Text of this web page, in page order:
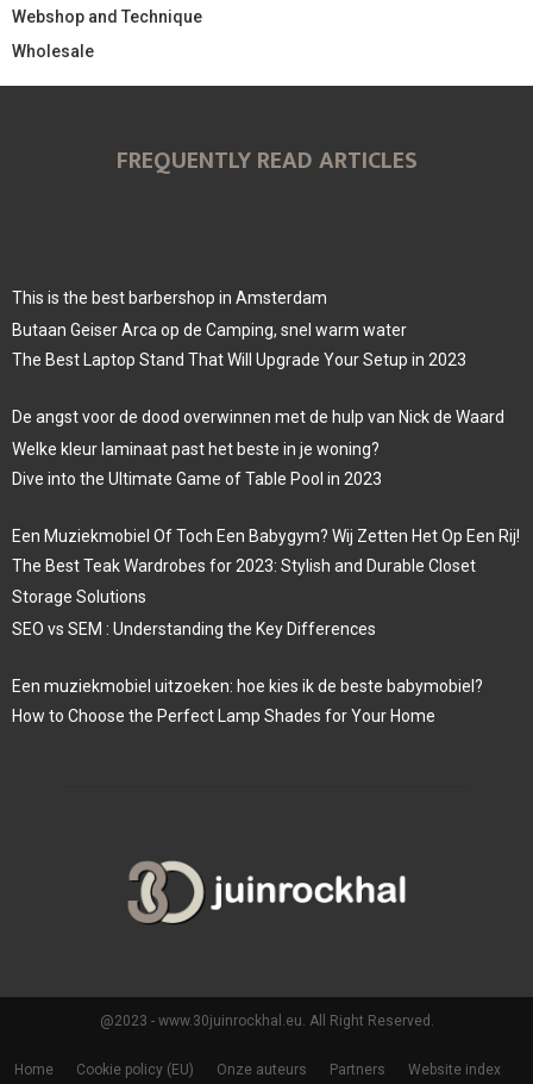
Webshop and Technique
Wholesale
FREQUENTLY READ ARTICLES
This is the best barbershop in Amsterdam
Butaan Geiser Arca op de Camping, snel warm water
The Best Laptop Stand That Will Upgrade Your Setup in 2023
De angst voor de dood overwinnen met de hulp van Nick de Waard
Welke kleur laminaat past het beste in je woning?
Dive into the Ultimate Game of Table Pool in 2023
Een Muziekmobiel Of Toch Een Babygym? Wij Zetten Het Op Een Rij!
The Best Teak Wardrobes for 2023: Stylish and Durable Closet
Storage Solutions
SEO vs SEM : Understanding the Key Differences
Een muziekmobiel uitzoeken: hoe kies ik de beste babymobiel?
How to Choose the Perfect Lamp Shades for Your Home
@2023 - www.30juinrockhal.eu. All Right Reserved.
Home Cookie policy (EU) Onze auteurs Partners Website index